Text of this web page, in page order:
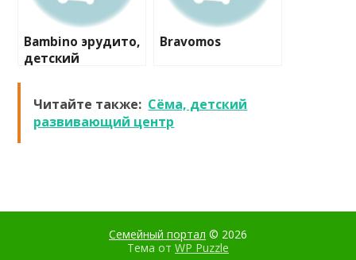
Bambino эрудито,
детский
Bravomos
Читайте также: Сёма, детский
развивающий центр
Семейный портал © 2026
Тема от WP Puzzle